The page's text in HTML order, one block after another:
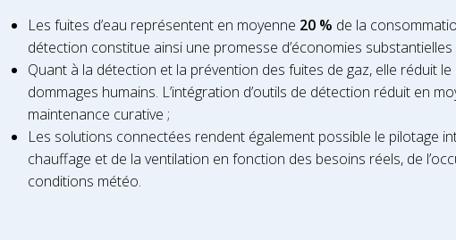
Les fuites d’eau représentent en moyenne 20 % de la
détection constitue ainsi une promesse d’économies substantielles
Quant à la détection et la prévention des fuites de gaz, elle réduit
dommages humains. L’intégration d’outils de détection réduit en
maintenance curative ;
Les solutions connectées rendent également possible le pilotage
chauffage et de la ventilation en fonction des besoins réels, de
conditions météo.